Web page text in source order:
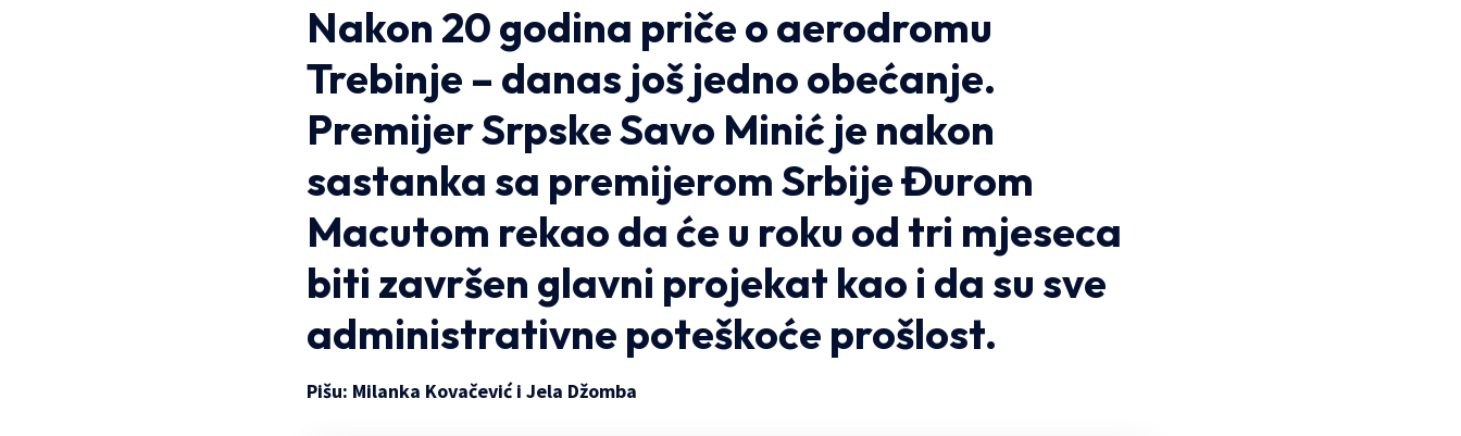
Nakon 20 godina priče o aerodromu
Trebinje – danas još jedno obećanje.
Premijer Srpske Savo Minić je nakon
sastanka sa premijerom Srbije Đurom
Macutom rekao da će u roku od tri mjeseca
biti završen glavni projekat kao i da su sve
administrativne poteškoće prošlost.
Pišu: Milanka Kovačević i Jela Džomba